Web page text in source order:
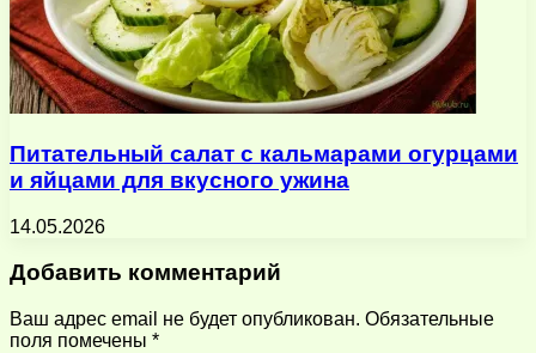
Питательный салат с кальмарами огурцами
и яйцами для вкусного ужина
14.05.2026
Добавить комментарий
Ваш адрес email не будет опубликован. Обязательные
поля помечены *